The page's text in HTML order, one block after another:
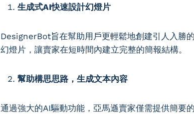
生成式AI快速設計幻燈片
DesignerBot旨在幫助用戶更輕鬆地創建引人入勝
幻燈片，讓賣家在短時間內建立完整的簡報結構。
幫助構思思路，生成文本內容
通過強大的AI驅動功能，亞馬遜賣家僅需提供簡